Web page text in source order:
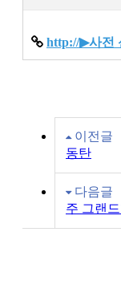
http://▶사전
이전글
동탄
다음글
주 그랜